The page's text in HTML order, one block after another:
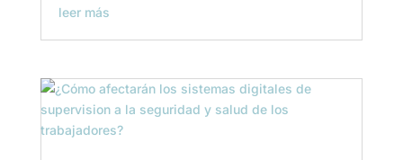
leer más